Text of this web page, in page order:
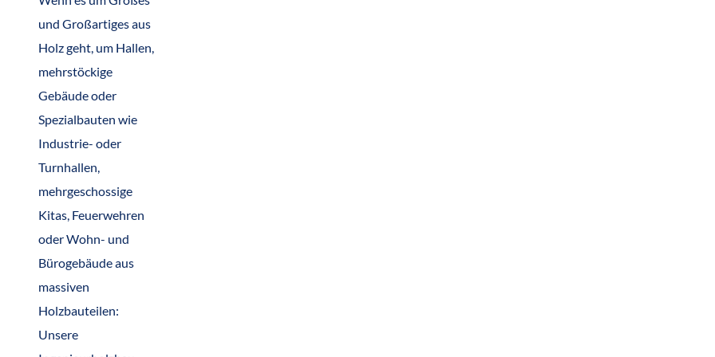
und Großartiges aus
Holz geht, um Hallen,
mehrstöckige
Gebäude oder
Spezialbauten wie
Industrie- oder
Turnhallen,
mehrgeschossige
Kitas, Feuerwehren
oder Wohn- und
Bürogebäude aus
massiven
Holzbauteilen:
Unsere